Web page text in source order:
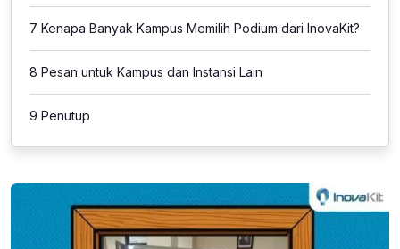
7 Kenapa Banyak Kampus Memilih Podium dari InovaKit?
8 Pesan untuk Kampus dan Instansi Lain
9 Penutup